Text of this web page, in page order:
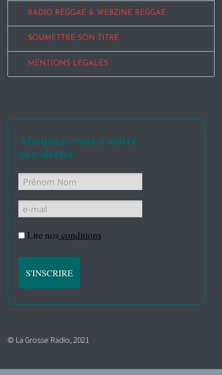
RADIO REGGAE & WEBZINE REGGAE
SOUMETTRE SON TITRE
MENTIONS LEGALES
Abonnez-vous à notre
newsletter
Lire nos conditions
© La Grosse Radio, 2021